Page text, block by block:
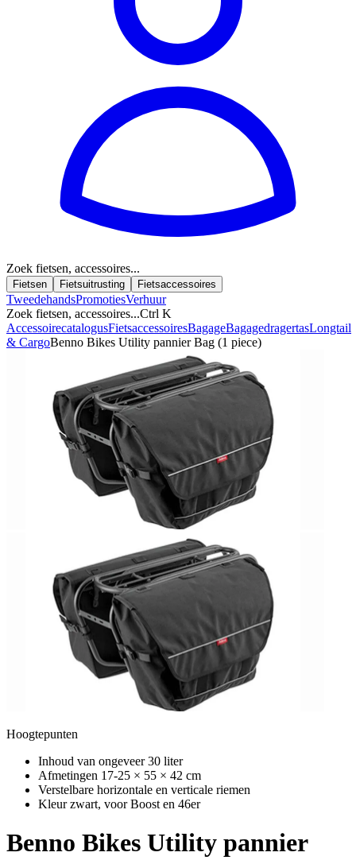
Zoek fietsen, accessoires...
Fietsen Fietsuitrusting Fietsaccessoires
TweedehandsPromotiesVerhuur
Zoek fietsen, accessoires...Ctrl K
AccessoirecatalogusFietsaccessoiresBagageBagagedragertasLongtail
& CargoBenno Bikes Utility pannier Bag (1 piece)
Hoogtepunten
Inhoud van ongeveer 30 liter
Afmetingen 17-25 × 55 × 42 cm
Verstelbare horizontale en verticale riemen
Kleur zwart, voor Boost en 46er
Benno Bikes Utility pannier